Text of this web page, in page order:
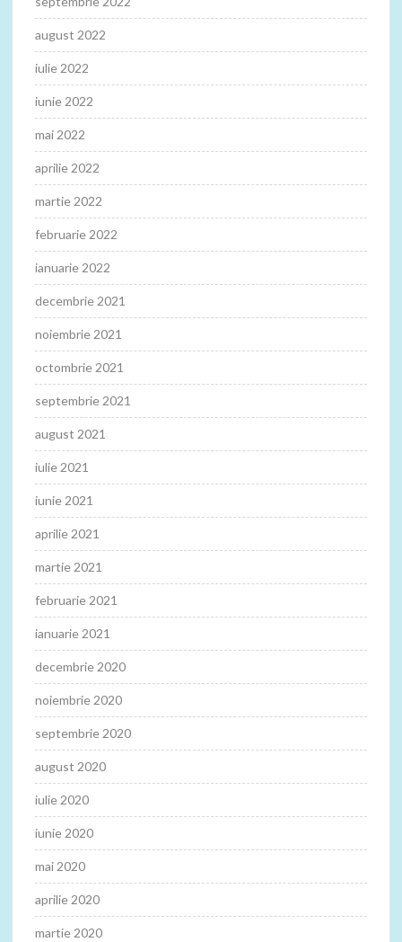
august 2022
iulie 2022
iunie 2022
mai 2022
aprilie 2022
martie 2022
februarie 2022
ianuarie 2022
decembrie 2021
noiembrie 2021
octombrie 2021
septembrie 2021
august 2021
iulie 2021
iunie 2021
aprilie 2021
martie 2021
februarie 2021
ianuarie 2021
decembrie 2020
noiembrie 2020
septembrie 2020
august 2020
iulie 2020
iunie 2020
mai 2020
aprilie 2020
martie 2020